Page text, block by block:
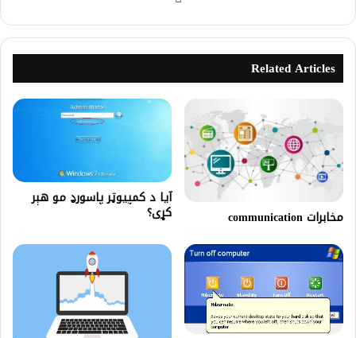
Related Articles
مخابرات communication
آیا د کمپيوټر پاسورډ مو هېر
کړی؟